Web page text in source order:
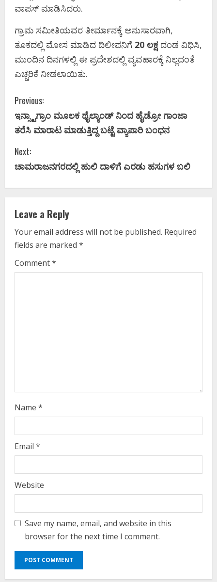
ವಾಪಸ್ ಮಾಡಿಸಿದರು.
ಗ್ರಾಮ ಸಮೀತಿಯವರ ತೀರ್ಮಾನಕ್ಕೆ ಅನುಸಾರವಾಗಿ,
ತೂಕದಲ್ಲಿ ಮೋಸ ಮಾಡಿದ ದಿಲೀಪನಿಗೆ 20 ಲಕ್ಷ ದಂಡ ವಿಧಿಸಿ,
ಮುಂದಿನ ದಿನಗಳಲ್ಲಿ ಈ ಪ್ರದೇಶದಲ್ಲಿ ವ್ಯವಹಾರಕ್ಕೆ ನಿಲ್ಲದಂತೆ
ಎಚ್ಚರಿಕೆ ನೀಡಲಾಯಿತು.
C
o
n
t
i
n
u
e
R
g
Previous:
ಇನ್ಸ್ಟಾಗ್ರಾಂ ಮೂಲಕ ಥೈಲ್ಯಾಂಡ್ ನಿಂದ ಹೈಡ್ರೋ ಗಾಂಜಾ
ತರೆಸಿ ಮಾರಾಟ ಮಾಡುತ್ತಿದ್ದ ಬಟ್ಟೆ ವ್ಯಾಪಾರಿ ಬಂಧನ
Next:
ಚಾಮರಾಜನಗರದಲ್ಲಿ ಹುಲಿ ದಾಳಿಗೆ ಎರಡು ಹಸುಗಳ ಬಲಿ
Leave a Reply
Your email address will not be published. Required
fields are marked *
Comment*
Name *
Email *
Website
Save my name, email, and website in this
browser for the next time I comment.